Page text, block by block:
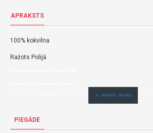
APRAKSTS
100% kokvilna
Ražots Polijā
Nopirkt Bodijs LITTLE ONE white 68 cm 10-183--par zemu cenu,ātri,ērti,bez gaidīšanas.Cenas no vairumtirgotāja.
PIEGĀDE